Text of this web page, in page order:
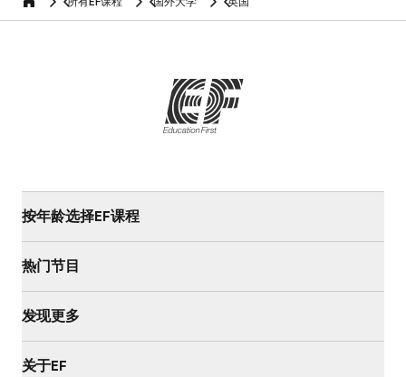
home
按年龄选择EF课程
热门节目
发现更多
关于EF